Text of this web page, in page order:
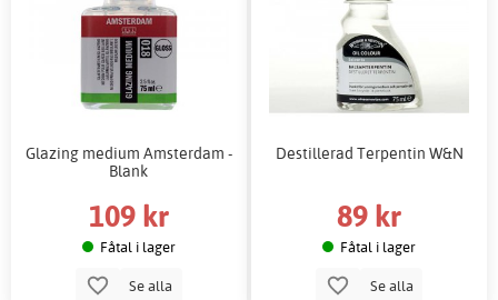
Glazing medium Amsterdam -
Blank
109 kr
Fåtal i lager
Se alla
Destillerad Terpentin W&N
89 kr
Fåtal i lager
Se alla